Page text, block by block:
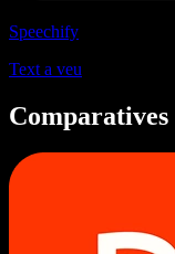
Speechify
Text a veu
Comparatives